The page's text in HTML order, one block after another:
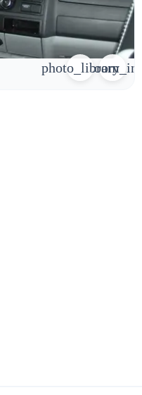
zoom_in
photo_library